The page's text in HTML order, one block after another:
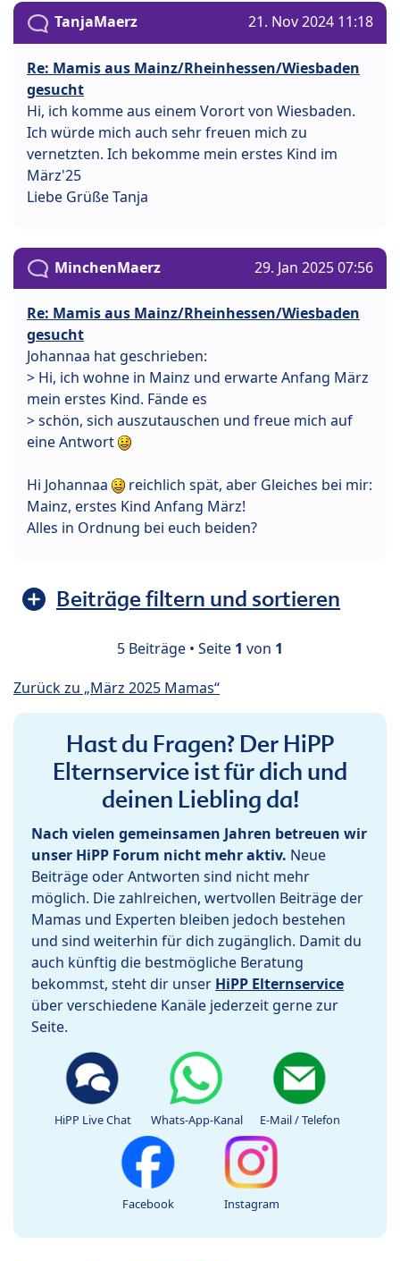
TanjaMaerz 21. Nov 2024 11:18
Re: Mamis aus Mainz/Rheinhessen/Wiesbaden
gesucht
Hi, ich komme aus einem Vorort von Wiesbaden.
Ich würde mich auch sehr freuen mich zu
vernetzten. Ich bekomme mein erstes Kind im
März'25
Liebe Grüße Tanja
MinchenMaerz 29. Jan 2025 07:56
Re: Mamis aus Mainz/Rheinhessen/Wiesbaden
gesucht
Johannaa hat geschrieben:
> Hi, ich wohne in Mainz und erwarte Anfang März
mein erstes Kind. Fände es
> schön, sich auszutauschen und freue mich auf
eine Antwort
Hi Johannaa
reichlich spät, aber Gleiches bei mir:
Mainz, erstes Kind Anfang März!
Alles in Ordnung bei euch beiden?
Beiträge filtern und sortieren
5 Beiträge • Seite 1 von 1
Zurück zu „März 2025 Mamas“
Hast du Fragen? Der HiPP
Elternservice ist für dich und
deinen Liebling da!
Nach vielen gemeinsamen Jahren betreuen wir
unser HiPP Forum nicht mehr aktiv. Neue
Beiträge oder Antworten sind nicht mehr
möglich. Die zahlreichen, wertvollen Beiträge der
Mamas und Experten bleiben jedoch bestehen
und sind weiterhin für dich zugänglich. Damit du
auch künftig die bestmögliche Beratung
bekommst, steht dir unser HiPP Elternservice
über verschiedene Kanäle jederzeit gerne zur
Seite.
HiPP Live Chat Whats-App-Kanal E-Mail / Telefon
Facebook Instagram